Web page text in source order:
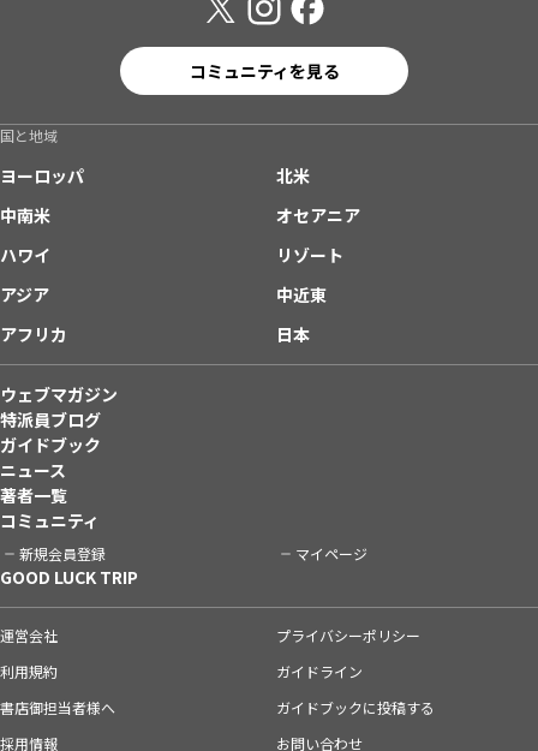
コミュニティを見る
国と地域
ヨーロッパ
北米
中南米
オセアニア
ハワイ
リゾート
アジア
中近東
アフリカ
日本
ウェブマガジン
特派員ブログ
ガイドブック
ニュース
著者一覧
コミュニティ
新規会員登録 マイページ
GOOD LUCK TRIP
運営会社
プライバシーポリシー
利用規約
ガイドライン
書店御担当者様へ
ガイドブックに投稿する
採用情報
お問い合わせ